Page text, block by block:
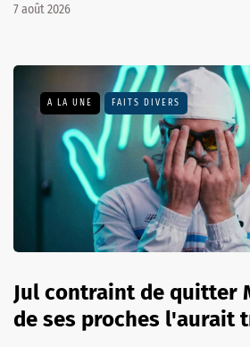
7 août 2026
A LA UNE FAITS DIVERS
Jul contraint de quitter
de ses proches l'aurait